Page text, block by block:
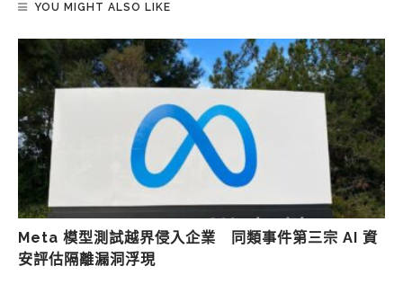
YOU MIGHT ALSO LIKE
Meta 模型測試越界侵入企業 同類事件第三宗 AI 資
安評估隔離漏洞浮現